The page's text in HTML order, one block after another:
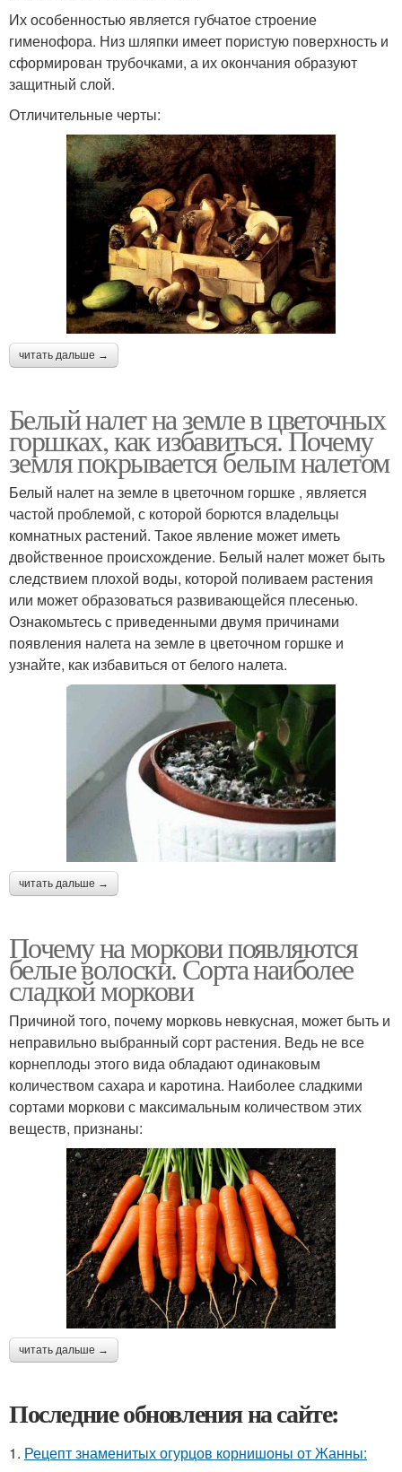
Их особенностью является губчатое строение
гименофора. Низ шляпки имеет пористую поверхность и
сформирован трубочками, а их окончания образуют
защитный слой.
Отличительные черты:
читать дальше →
Белый налет на земле в цветочных
горшках, как избавиться. Почему
земля покрывается белым налетом
Белый налет на земле в цветочном горшке , является
частой проблемой, с которой борются владельцы
комнатных растений. Такое явление может иметь
двойственное происхождение. Белый налет может быть
следствием плохой воды, которой поливаем растения
или может образоваться развивающейся плесенью.
Ознакомьтесь с приведенными двумя причинами
появления налета на земле в цветочном горшке и
узнайте, как избавиться от белого налета.
читать дальше →
Почему на моркови появляются
белые волоски. Сорта наиболее
сладкой моркови
Причиной того, почему морковь невкусная, может быть и
неправильно выбранный сорт растения. Ведь не все
корнеплоды этого вида обладают одинаковым
количеством сахара и каротина. Наиболее сладкими
сортами моркови с максимальным количеством этих
веществ, признаны:
читать дальше →
Последние обновления на сайте:
1. Рецепт знаменитых огурцов корнишоны от Жанны: